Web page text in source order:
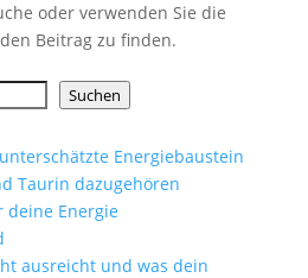
oder verwenden Sie die
Beitrag zu finden.
Suchen
Energiebaustein
Taurin dazugehören
deine Energie
ausreicht und was dein